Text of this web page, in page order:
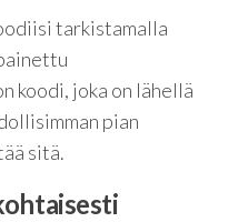
tarkistamalla
koodi, joka on lähellä
pian
sitä.